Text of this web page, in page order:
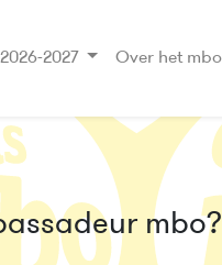
2026-2027 Over het mbo
mbo?